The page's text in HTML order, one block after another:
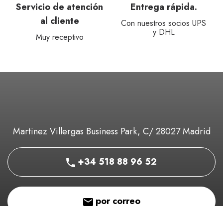
Servicio de atención
al cliente
Muy receptivo
Entrega rápida.
Con nuestros socios UPS
y DHL
Martinez Villergas Business Park, C/ 28027 Madrid
+34 518 88 96 52
por correo